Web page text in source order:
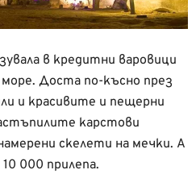
в кредитни варовици
Доста по-късно през
и красивите и пещерни
карстови
скелети на мечки. А
000 прилепа.